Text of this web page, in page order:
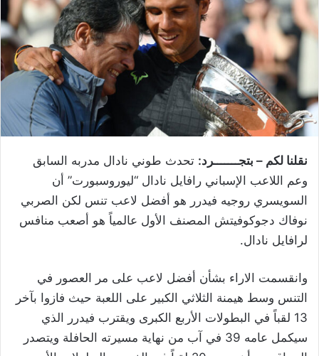
نقلنا لكم – بتجـــــــرد: تحدث طوني نادال مدربه السابق
وعم اللاعب الإسباني رافايل نادال “ليوروسبورت” أن
السويسري روجيه فيدرر هو أفضل لاعب تنس لكن الصربي
نوفاك دجوكوفيتش المصنف الأول عالمياً هو أصعب منافس
لرافايل نادال.
وانقسمت الاراء بشأن أفضل لاعب على مر العصور في
التنس وسط هيمنة الثلاثي الكبير على اللعبة حيث فازوا بآخر
13 لقباً في البطولات الأربع الكبرى ويقترب فيدرر الذي
سيكمل عامه 39 في آب من نهاية مسيرته الحافلة ويتصدر